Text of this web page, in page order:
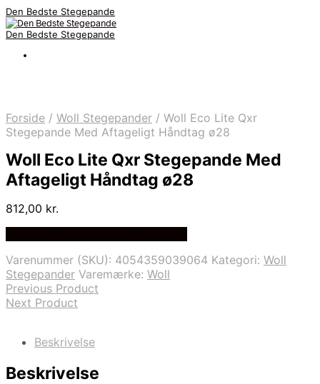
Den Bedste Stegepande
Den Bedste Stegepande
Forside / Woll Stegepander / Woll Eco Lite Qxr
Stegepande Med Aftageligt Håndtag ø28
Woll Eco Lite Qxr Stegepande Med
Aftageligt Håndtag ø28
812,00 kr.
Varenummer (SKU): 4054359039064 Kategori: Woll
Stegepander Varemærke: Woll
Previous Product
Next Product
Beskrivelse
Beskrivelse